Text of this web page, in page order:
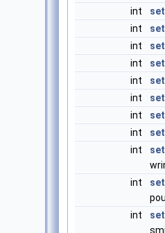
int
int
int
int
int
int
int
int
int
int
int